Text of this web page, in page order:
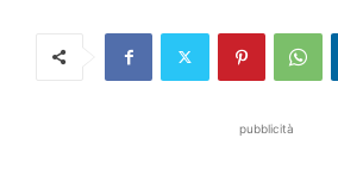
pubblicità